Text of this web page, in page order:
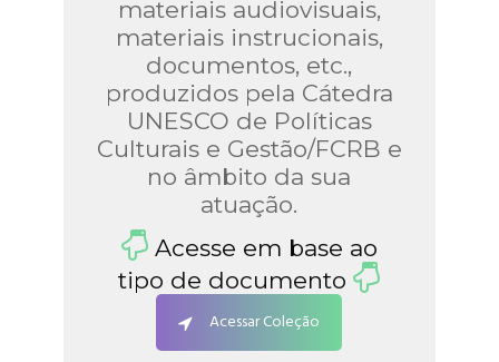
materiais audiovisuais,
materiais instrucionais,
documentos, etc.,
produzidos pela Cátedra
UNESCO de Políticas
Culturais e Gestão/FCRB e
no âmbito da sua
atuação.
Acesse em base ao
tipo de documento
Acessar Coleção